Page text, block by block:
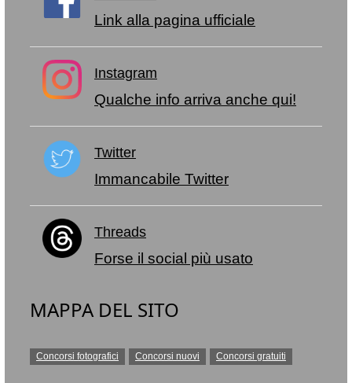
Link alla pagina ufficiale
Instagram
Qualche info arriva anche qui!
Twitter
Immancabile Twitter
Threads
Forse il social più usato
MAPPA DEL SITO
Concorsi fotografici Concorsi nuovi Concorsi gratuiti